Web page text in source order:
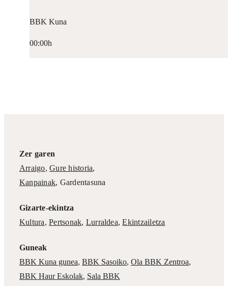
BBK Kuna
00:00h
Zer garen
Arraigo,Gure historia,
Kanpainak, Gardentasuna
Gizarte-ekintza
Kultura,Pertsonak, Lurraldea,Ekintzailetza
Guneak
BBK Kuna gunea, BBK Sasoiko, Ola BBK Zentroa,
BBK Haur Eskolak, Sala BBK